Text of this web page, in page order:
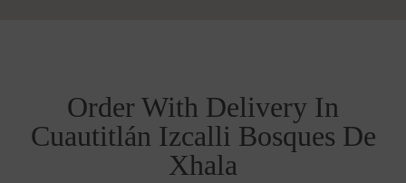
Order With Delivery In
Cuautitlán Izcalli Bosques De
Xhala